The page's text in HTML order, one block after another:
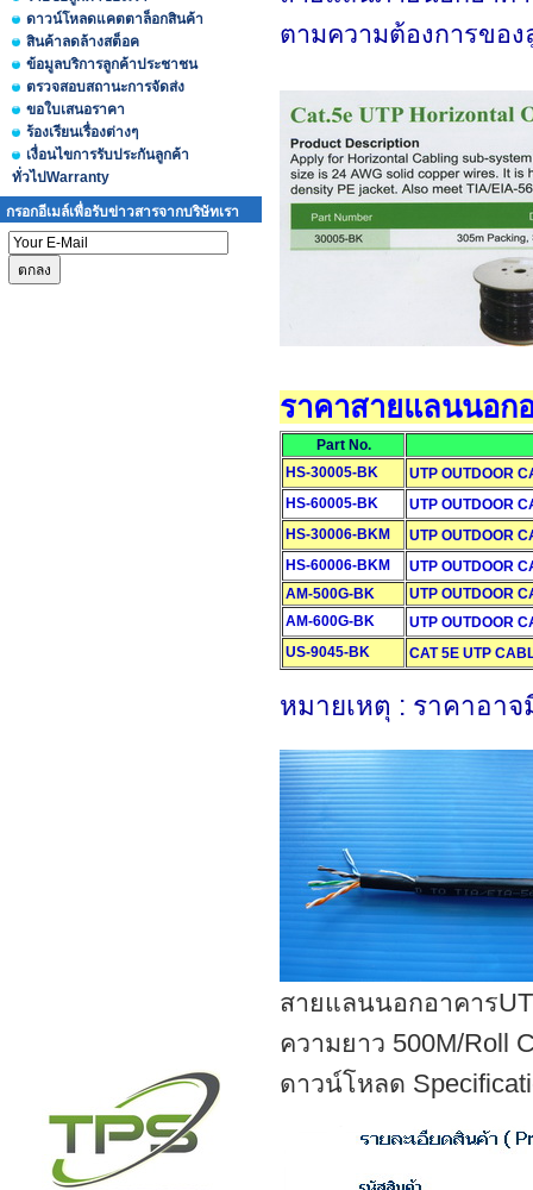
ดาวน์โหลดแคตตาล็อกสินค้า
สินค้าลดล้างสต็อค
ข้อมูลบริการลูกค้าประชาชน
ตรวจสอบสถานะการจัดส่ง
ขอใบเสนอราคา
ร้องเรียนเรื่องต่างๆ
เงื่อนไขการรับประกันลูกค้า
ทั่วไปWarranty
กรอกอีเมล์เพื่อรับข่าวสารจากบริษัทเรา
ตามความต้องการของ
ราคาสายแลนนอก
Part No.
HS-30005-BK
UTP OUTDOOR
HS-60005-BK
UTP OUTDOOR
HS-30006-BKM
UTP OUTDOOR
HS-60006-BKM
UTP OUTDOOR
AM-500G-BK
UTP OUTDOOR
AM-600G-BK
UTP OUTDOOR
US-9045-BK
CAT 5E UTP
หมายเหตุ : ราคาอา
สายแลนนอกอาคาร
ความยาว 500M/Roll
ดาวน์โหลด